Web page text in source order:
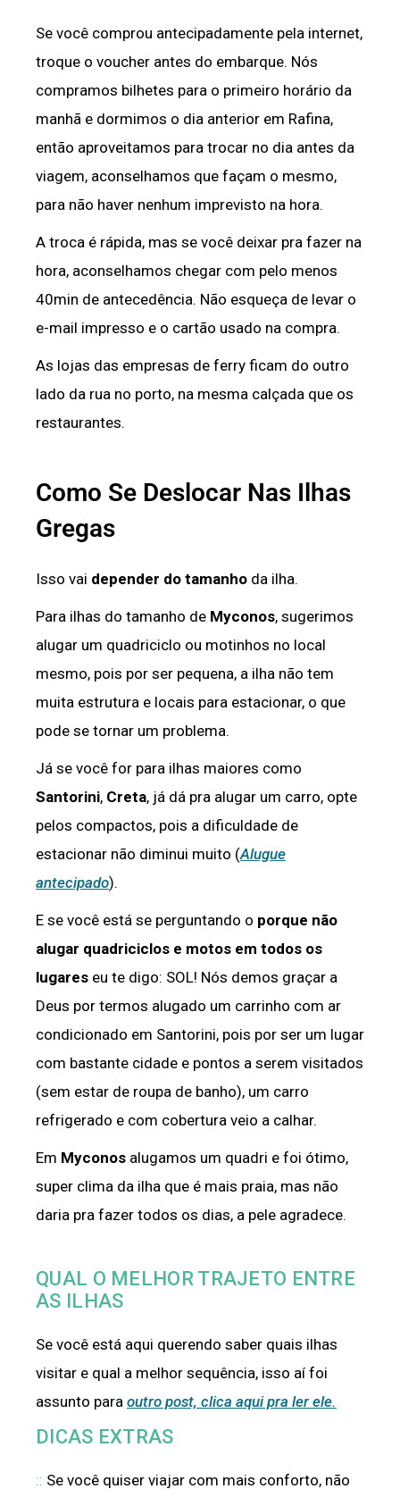
Se você comprou antecipadamente pela internet,
troque o voucher antes do embarque. Nós
compramos bilhetes para o primeiro horário da
manhã e dormimos o dia anterior em Rafina,
então aproveitamos para trocar no dia antes da
viagem, aconselhamos que façam o mesmo,
para não haver nenhum imprevisto na hora.
A troca é rápida, mas se você deixar pra fazer na
hora, aconselhamos chegar com pelo menos
40min de antecedência. Não esqueça de levar o
e-mail impresso e o cartão usado na compra.
As lojas das empresas de ferry ficam do outro
lado da rua no porto, na mesma calçada que os
restaurantes.
Como Se Deslocar Nas Ilhas
Gregas
Isso vai depender do tamanho da ilha.
Para ilhas do tamanho de Myconos, sugerimos
alugar um quadriciclo ou motinhos no local
mesmo, pois por ser pequena, a ilha não tem
muita estrutura e locais para estacionar, o que
pode se tornar um problema.
Já se você for para ilhas maiores como
Santorini, Creta, já dá pra alugar um carro, opte
pelos compactos, pois a dificuldade de
estacionar não diminui muito (Alugue
antecipado).
E se você está se perguntando o porque não
alugar quadriciclos e motos em todos os
lugares eu te digo: SOL! Nós demos graçar a
Deus por termos alugado um carrinho com ar
condicionado em Santorini, pois por ser um lugar
com bastante cidade e pontos a serem visitados
(sem estar de roupa de banho), um carro
refrigerado e com cobertura veio a calhar.
Em Myconos alugamos um quadri e foi ótimo,
super clima da ilha que é mais praia, mas não
daria pra fazer todos os dias, a pele agradece.
QUAL O MELHOR TRAJETO ENTRE
AS ILHAS
Se você está aqui querendo saber quais ilhas
visitar e qual a melhor sequência, isso aí foi
assunto para outro post, clica aqui pra ler ele.
DICAS EXTRAS
:: Se você quiser viajar com mais conforto, não